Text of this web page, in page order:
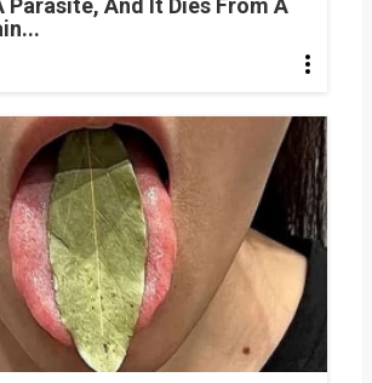
Parasite, And It Dies From A